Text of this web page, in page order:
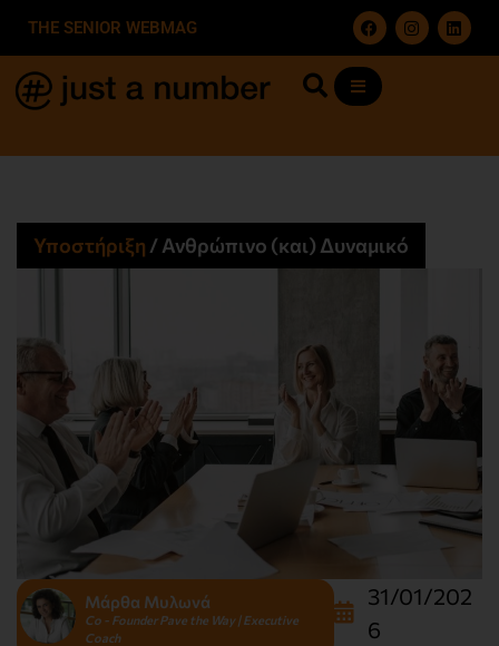
THE SENIOR WEBMAG
Υποστήριξη /Ανθρώπινο (και) Δυναμικό
Μάρθα Μυλωνά
Co - Founder Pave the Way | Executive
Coach
31/01/202
6